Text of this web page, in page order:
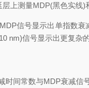
层上测量MDP(黑色实线
MDP信号显示出单指数衰
nm)信号显示出更复杂的
时间常数与MDP衰减信号